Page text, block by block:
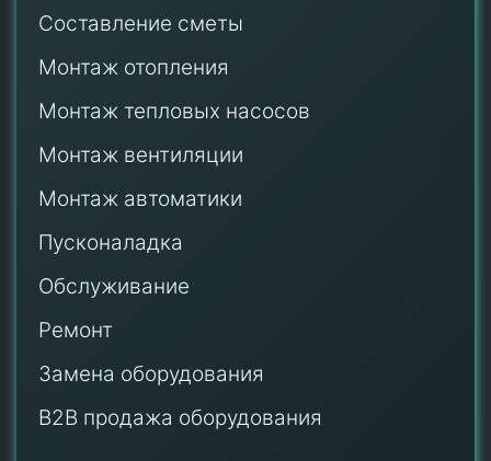
Составление сметы
Монтаж отопления
Монтаж тепловых насосов
Монтаж вентиляции
Монтаж автоматики
Пусконаладка
Обслуживание
Ремонт
Замена оборудования
B2B продажа оборудования